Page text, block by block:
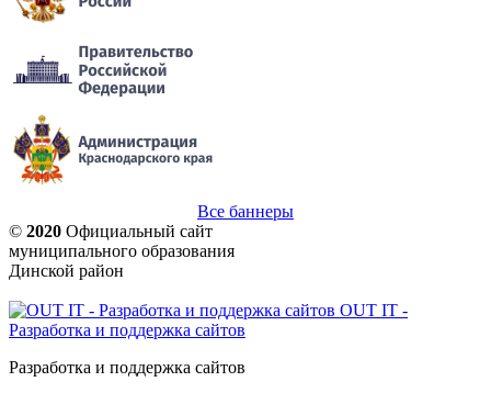
Все баннеры
© 2020 Официальный сайт
муниципального образования
Динской район
OUT IT -
Разработка и поддержка сайтов
Разработка и поддержка сайтов